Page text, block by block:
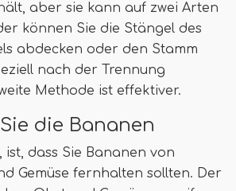
aber sie kann auf zwei Arten
können Sie die Stängel des
abdecken oder den Stamm
nach der Trennung
Methode ist effektiver.
die Bananen
ist, dass Sie Bananen von
Gemüse fernhalten sollten. Der